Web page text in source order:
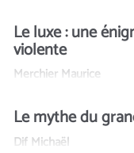
Le luxe : une
violente
Merchier Maurice
Le mythe du
Dif Michaël